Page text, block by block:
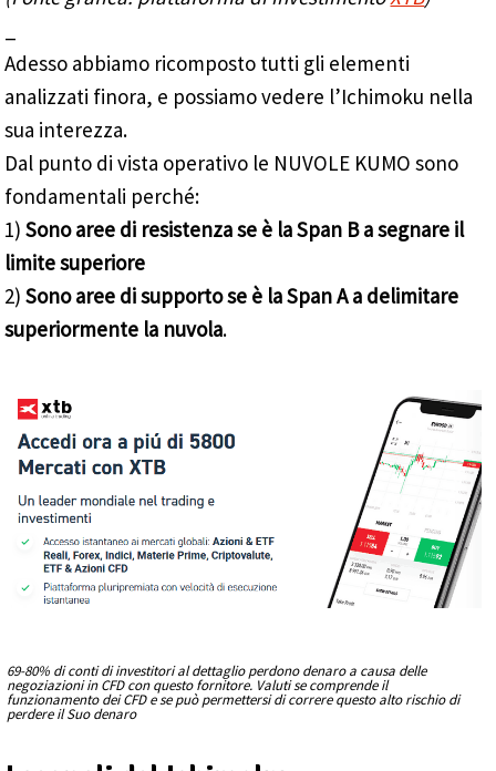
Adesso abbiamo ricomposto tutti gli elementi
analizzati finora, e possiamo vedere l’Ichimoku nella
sua interezza.
Dal punto di vista operativo le NUVOLE KUMO sono
fondamentali perché:
1)Sono aree di resistenza se è la Span B a segnare il
limite superiore
2)Sono aree di supporto se è la Span A a delimitare
superiormente la nuvola.
69-80% di conti di investitori al dettaglio perdono denaro a causa delle
negoziazioni in CFD con questo fornitore. Valuti se comprende il
funzionamento dei CFD e se può permettersi di correre questo alto rischio di
perdere il Suo denaro